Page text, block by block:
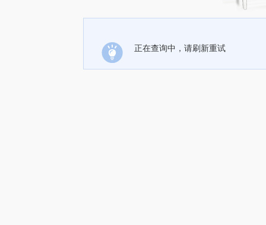
正在查询中，请刷新重试